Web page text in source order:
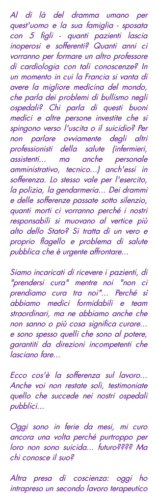
Al di là del dramma umano per
quest'uomo e la sua famiglia - sposata
con 5 figli - quanti pazienti lascia
inoperosi e sofferenti? Quanti anni ci
vorranno per formare un altro professore
di cardiologia con tali conoscenze? In
un momento in cui la Francia si vanta di
avere la migliore medicina del mondo,
che parla dei problemi di bullismo negli
ospedali? Chi parla di questi buoni
medici e altre persone investite che si
spingono verso l'uscita o il suicidio? Per
non parlare ovviamente degli altri
professionisti della salute (infermieri,
assistenti... ma anche personale
amministrativo, tecnico...) anch'essi in
sofferenza. Lo stesso vale per l'esercito,
la polizia, la gendarmeria... Dei drammi
e delle sofferenze passate sotto silenzio,
quanti morti ci vorranno perché i nostri
responsabili si muovano al vertice più
alto dello Stato? Si tratta di un vero e
proprio flagello e problema di salute
pubblica che è urgente affrontare...
Siamo incaricati di ricevere i pazienti, di
"prendersi cura" mentre noi "non ci
prendiamo cura tra noi"... Perché sì
abbiamo medici formidabili e team
straordinari, ma ne abbiamo anche che
non sanno o più cosa significa curare...
e sono spesso quelli che sono al potere,
garantiti da direzioni incompetenti che
lasciano fare...
Ecco cos'è la sofferenza sul lavoro...
Anche voi non restate soli, testimoniate
quello che succede nei nostri ospedali
pubblici...
Oggi sono in ferie da mesi, mi curo
ancora una volta perché purtroppo per
loro non sono suicida... futuro???? Ma
chi conosce il suo?
Altra presa di coscienza: oggi ho
intrapreso un secondo lavoro terapeutico